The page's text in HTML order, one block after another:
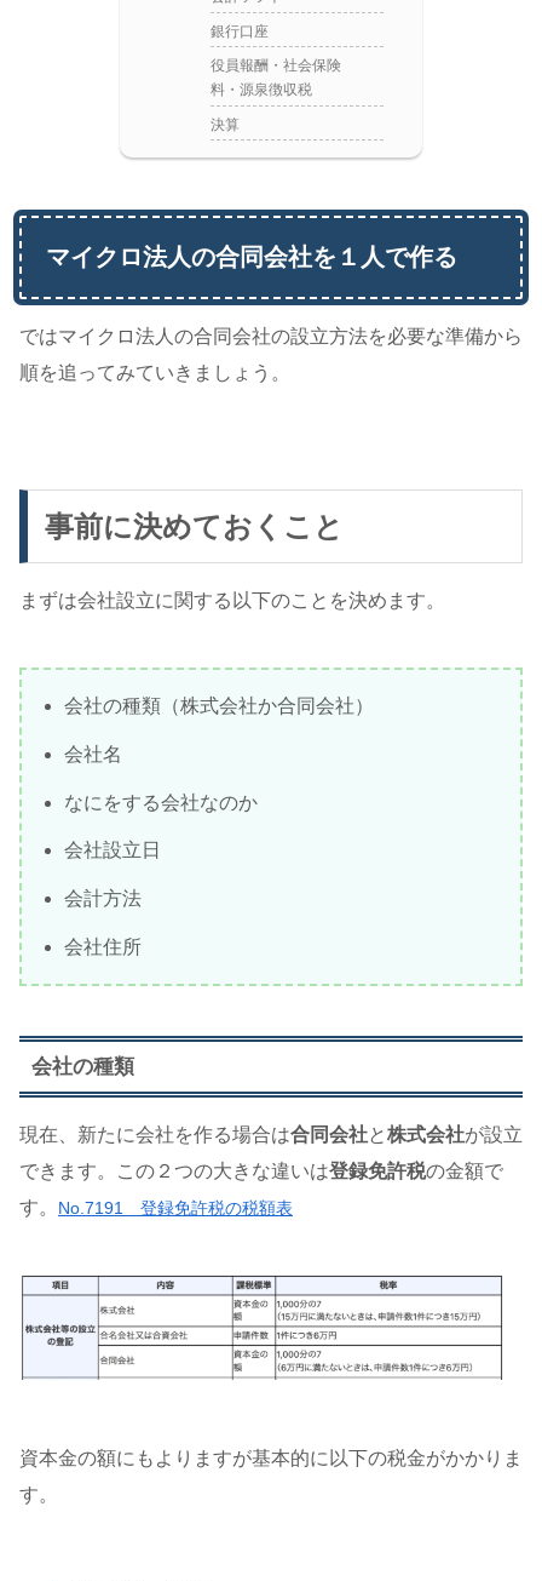
銀行口座
役員報酬・社会保険
料・源泉徴収税
決算
マイクロ法人の合同会社を１人で作る
ではマイクロ法人の合同会社の設立方法を必要な準備から
順を追ってみていきましょう。
事前に決めておくこと
まずは会社設立に関する以下のことを決めます。
会社の種類（株式会社か合同会社）
会社名
なにをする会社なのか
会社設立日
会計方法
会社住所
会社の種類
現在、新たに会社を作る場合は合同会社と株式会社が設立
できます。この２つの大きな違いは登録免許税の金額で
す。 No.7191 登録免許税の税額表
資本金の額にもよりますが基本的に以下の税金がかかりま
す。